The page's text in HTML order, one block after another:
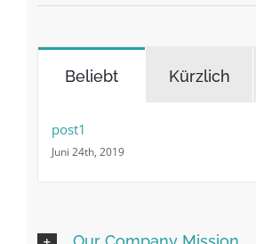
Beliebt Kürzlich
post1
Juni 24th, 2019